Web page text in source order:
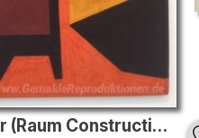
Zimmer (Raum Construction)